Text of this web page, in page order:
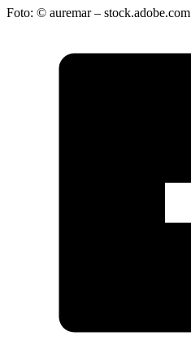
Foto: © auremar – stock.adobe.com